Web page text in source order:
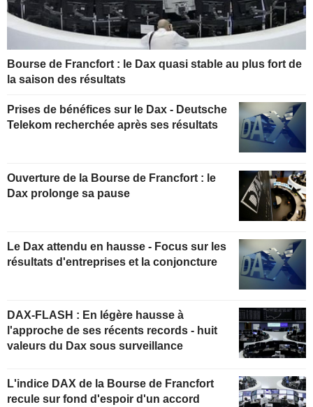
Bourse de Francfort : le Dax quasi stable au plus fort de
la saison des résultats
Prises de bénéfices sur le Dax - Deutsche
Telekom recherchée après ses résultats
Ouverture de la Bourse de Francfort : le
Dax prolonge sa pause
Le Dax attendu en hausse - Focus sur les
résultats d'entreprises et la conjoncture
DAX-FLASH : En légère hausse à
l'approche de ses récents records - huit
valeurs du Dax sous surveillance
L'indice DAX de la Bourse de Francfort
recule sur fond d'espoir d'un accord